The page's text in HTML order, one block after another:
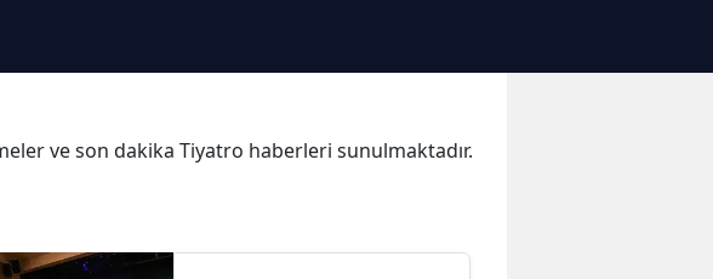
ve son dakika Tiyatro haberleri sunulmaktadır.